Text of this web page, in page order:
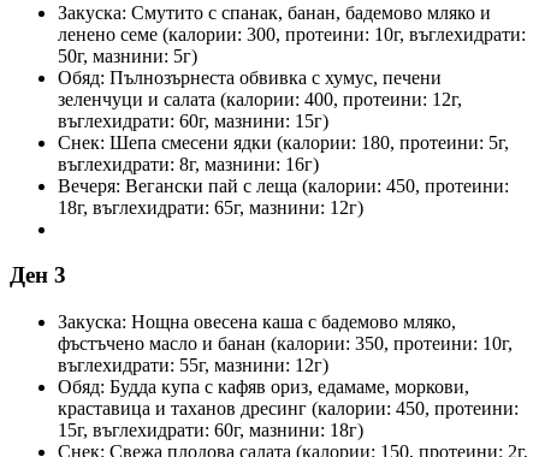
Закуска: Смутито с спанак, банан, бадемово мляко и
ленено семе (калории: 300, протеини: 10г, въглехидрати:
50г, мазнини: 5г)
Обяд: Пълнозърнеста обвивка с хумус, печени
зеленчуци и салата (калории: 400, протеини: 12г,
въглехидрати: 60г, мазнини: 15г)
Снек: Шепа смесени ядки (калории: 180, протеини: 5г,
въглехидрати: 8г, мазнини: 16г)
Вечеря: Вегански пай с леща (калории: 450, протеини:
18г, въглехидрати: 65г, мазнини: 12г)
Ден 3
Закуска: Нощна овесена каша с бадемово мляко,
фъстъчено масло и банан (калории: 350, протеини: 10г,
въглехидрати: 55г, мазнини: 12г)
Обяд: Будда купа с кафяв ориз, едамаме, моркови,
краставица и таханов дресинг (калории: 450, протеини:
15г, въглехидрати: 60г, мазнини: 18г)
Снек: Свежа плодова салата (калории: 150, протеини: 2г,